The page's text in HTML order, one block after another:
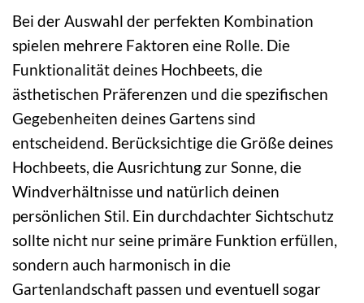
Bei der Auswahl der perfekten Kombination
spielen mehrere Faktoren eine Rolle. Die
Funktionalität deines Hochbeets, die
ästhetischen Präferenzen und die spezifischen
Gegebenheiten deines Gartens sind
entscheidend. Berücksichtige die Größe deines
Hochbeets, die Ausrichtung zur Sonne, die
Windverhältnisse und natürlich deinen
persönlichen Stil. Ein durchdachter Sichtschutz
sollte nicht nur seine primäre Funktion erfüllen,
sondern auch harmonisch in die
Gartenlandschaft passen und eventuell sogar